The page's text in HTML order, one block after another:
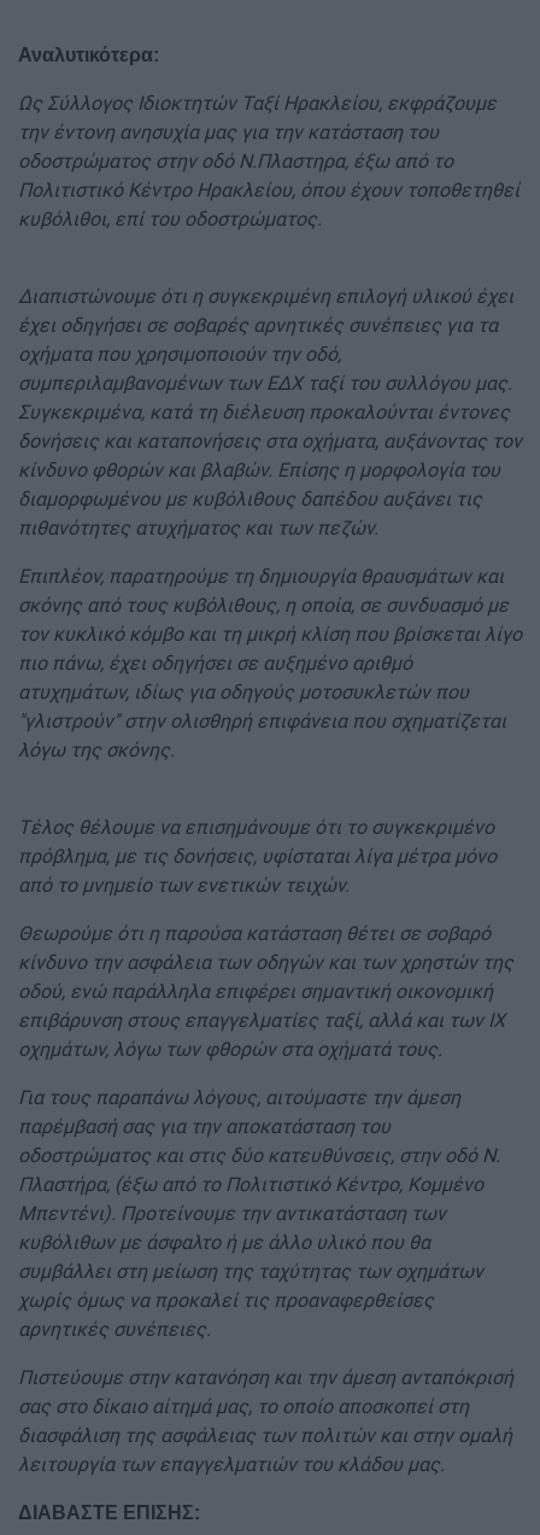
Αναλυτικότερα:
Ως Σύλλογος Ιδιοκτητών Ταξί Ηρακλείου, εκφράζουμε
την έντονη ανησυχία μας για την κατάσταση του
οδοστρώματος στην οδό Ν.Πλαστηρα, έξω από το
Πολιτιστικό Κέντρο Ηρακλείου, όπου έχουν τοποθετηθεί
κυβόλιθοι, επί του οδοστρώματος.
Διαπιστώνουμε ότι η συγκεκριμένη επιλογή υλικού έχει
έχει οδηγήσει σε σοβαρές αρνητικές συνέπειες για τα
οχήματα που χρησιμοποιούν την οδό,
συμπεριλαμβανομένων των ΕΔΧ ταξί του συλλόγου μας.
Συγκεκριμένα, κατά τη διέλευση προκαλούνται έντονες
δονήσεις και καταπονήσεις στα οχήματα, αυξάνοντας τον
κίνδυνο φθορών και βλαβών. Επίσης η μορφολογία του
διαμορφωμένου με κυβόλιθους δαπέδου αυξάνει τις
πιθανότητες ατυχήματος και των πεζών.
Επιπλέον, παρατηρούμε τη δημιουργία θραυσμάτων και
σκόνης από τους κυβόλιθους, η οποία, σε συνδυασμό με
τον κυκλικό κόμβο και τη μικρή κλίση που βρίσκεται λίγο
πιο πάνω, έχει οδηγήσει σε αυξημένο αριθμό
ατυχημάτων, ιδίως για οδηγούς μοτοσυκλετών που
"γλιστρούν" στην ολισθηρή επιφάνεια που σχηματίζεται
λόγω της σκόνης.
Τέλος θέλουμε να επισημάνουμε ότι το συγκεκριμένο
πρόβλημα, με τις δονήσεις, υφίσταται λίγα μέτρα μόνο
από το μνημείο των ενετικών τειχών.
Θεωρούμε ότι η παρούσα κατάσταση θέτει σε σοβαρό
κίνδυνο την ασφάλεια των οδηγών και των χρηστών της
οδού, ενώ παράλληλα επιφέρει σημαντική οικονομική
επιβάρυνση στους επαγγελματίες ταξί, αλλά και των ΙΧ
οχημάτων, λόγω των φθορών στα οχήματά τους.
Για τους παραπάνω λόγους, αιτούμαστε την άμεση
παρέμβασή σας για την αποκατάσταση του
οδοστρώματος και στις δύο κατευθύνσεις, στην οδό Ν.
Πλαστήρα, (έξω από το Πολιτιστικό Κέντρο, Κομμένο
Μπεντένι). Προτείνουμε την αντικατάσταση των
κυβόλιθων με άσφαλτο ή με άλλο υλικό που θα
συμβάλλει στη μείωση της ταχύτητας των οχημάτων
χωρίς όμως να προκαλεί τις προαναφερθείσες
αρνητικές συνέπειες.
Πιστεύουμε στην κατανόηση και την άμεση ανταπόκρισή
σας στο δίκαιο αίτημά μας, το οποίο αποσκοπεί στη
διασφάλιση της ασφάλειας των πολιτών και στην ομαλή
λειτουργία των επαγγελματιών του κλάδου μας.
ΔΙΑΒΑΣΤΕ ΕΠΙΣΗΣ: